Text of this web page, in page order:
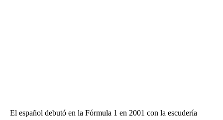
El español debutó en la Fórmula 1 en 2001 con la escudería